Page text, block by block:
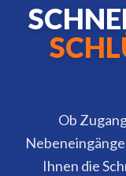
Ob
Ihnen die